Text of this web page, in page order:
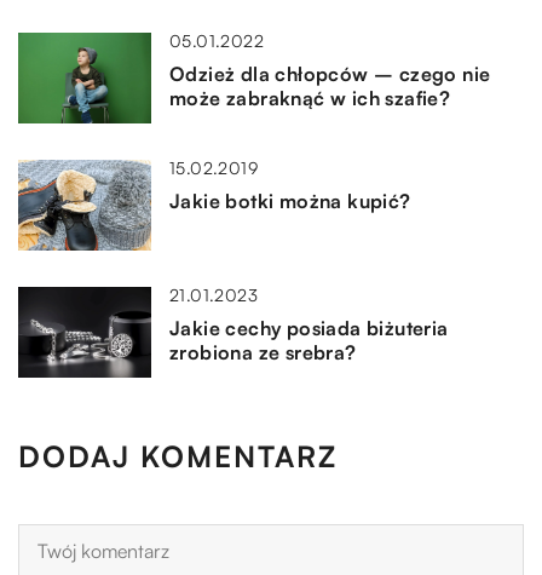
05.01.2022
Odzież dla chłopców – czego nie
może zabraknąć w ich szafie?
15.02.2019
Jakie botki można kupić?
21.01.2023
Jakie cechy posiada biżuteria
zrobiona ze srebra?
DODAJ KOMENTARZ